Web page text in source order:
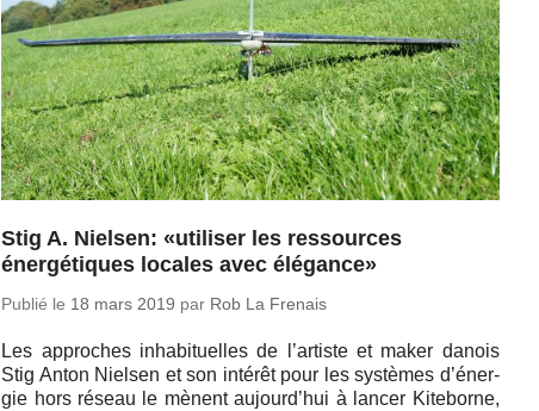
Stig A. Nielsen: «utiliser les ressources
énergétiques locales avec élégance»
Publié le 18 mars 2019 par Rob La Frenais
Les ap­proches in­ha­bi­tuelles de l’ar­tiste et maker danois
Stig Anton Nielsen et son intérêt pour les sys­tèmes d’éner­
gie hors réseau le mènent au­jour­d’hui à lancer Ki­te­borne,